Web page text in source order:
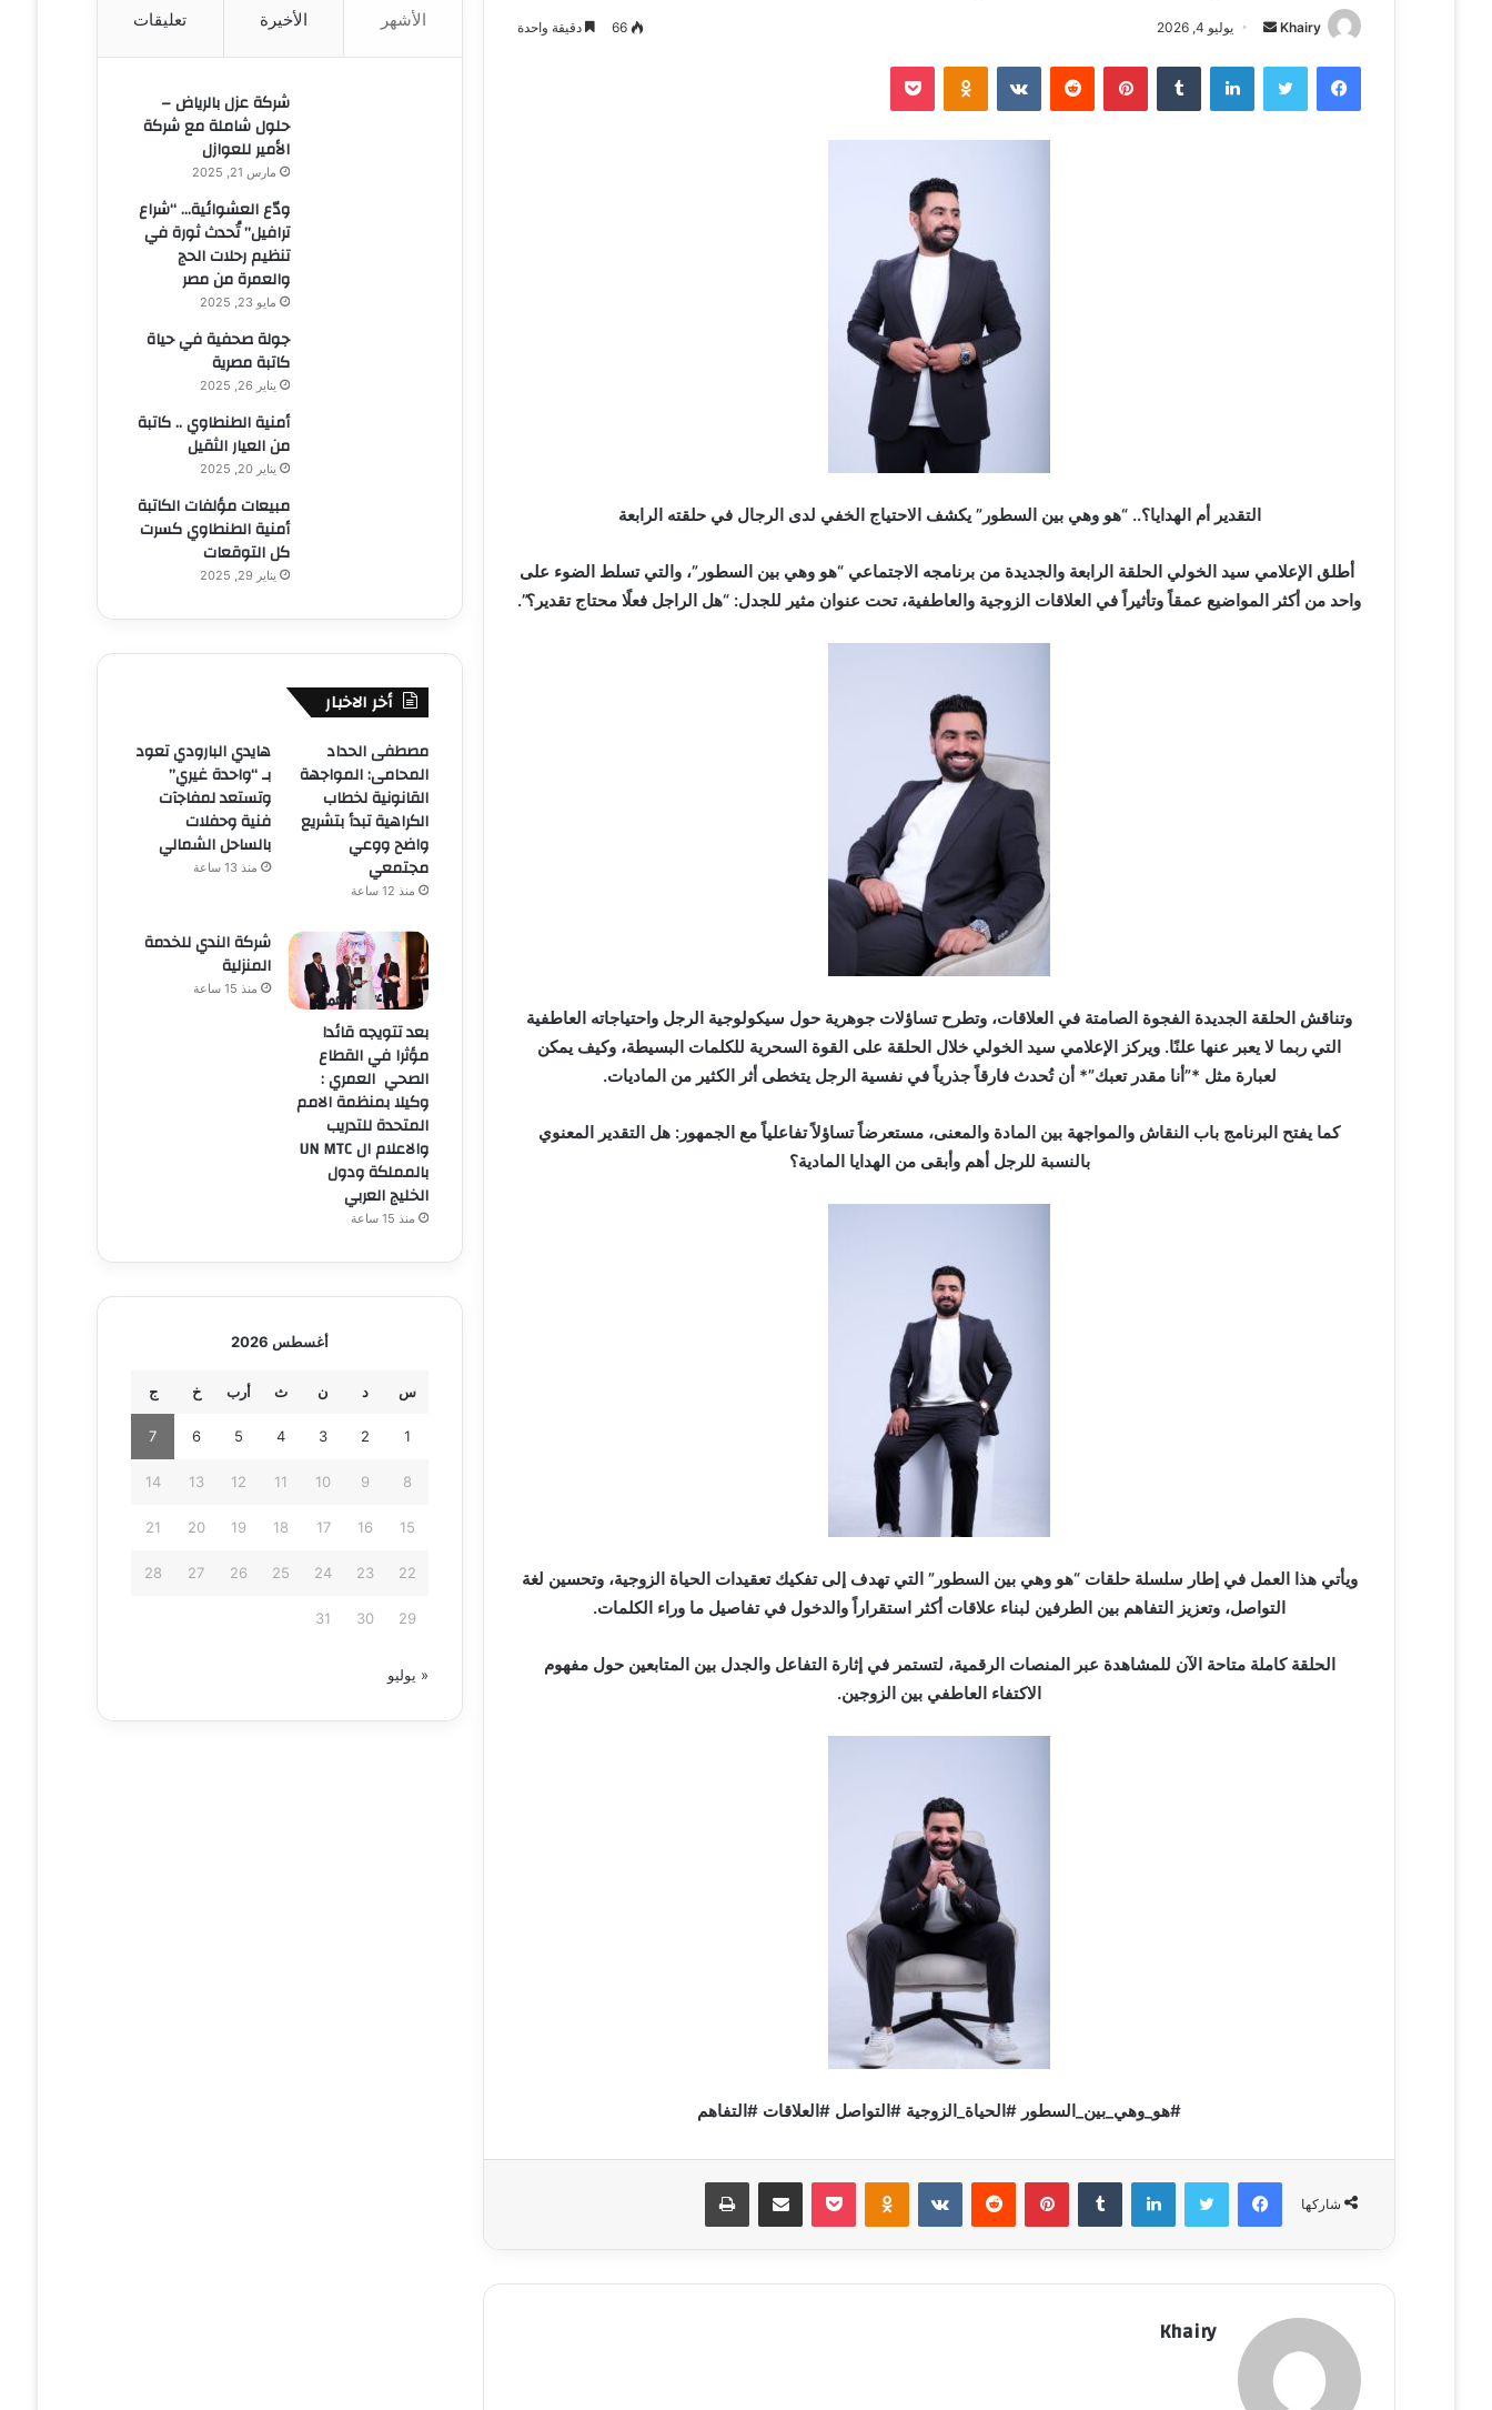
Khairy
أ
ل
يوليو 4, 2026 66 دقيقة واحدة
فيسبوك تويتر لينكدإن ‏Tumblr بينتيريست ‏Reddit
‏VKontakte
Odnoklassniki بوكيت
التقدير أم الهدايا؟.. “هو وهي بين السطور” يكشف الاحتياج الخفي لدى الرجال في حلقته الرابعة
أطلق الإعلامي سيد الخولي الحلقة الرابعة والجديدة من برنامجه الاجتماعي “هو وهي بين السطور”، والتي تسلط الضوء على
واحد من أكثر المواضيع عمقاً وتأثيراً في العلاقات الزوجية والعاطفية، تحت عنوان مثير للجدل: “هل الراجل فعلًا محتاج تقدير؟”.
وتناقش الحلقة الجديدة الفجوة الصامتة في العلاقات، وتطرح تساؤلات جوهرية حول سيكولوجية الرجل واحتياجاته العاطفية
التي ربما لا يعبر عنها علنًا. ويركز الإعلامي سيد الخولي خلال الحلقة على القوة السحرية للكلمات البسيطة، وكيف يمكن
لعبارة مثل *”أنا مقدر تعبك”* أن تُحدث فارقاً جذرياً في نفسية الرجل يتخطى أثر الكثير من الماديات.
كما يفتح البرنامج باب النقاش والمواجهة بين المادة والمعنى، مستعرضاً تساؤلاً تفاعلياً مع الجمهور: هل التقدير المعنوي
بالنسبة للرجل أهم وأبقى من الهدايا المادية؟
ويأتي هذا العمل في إطار سلسلة حلقات “هو وهي بين السطور” التي تهدف إلى تفكيك تعقيدات الحياة الزوجية، وتحسين لغة
التواصل، وتعزيز التفاهم بين الطرفين لبناء علاقات أكثر استقراراً والدخول في تفاصيل ما وراء الكلمات.
الحلقة كاملة متاحة الآن للمشاهدة عبر المنصات الرقمية، لتستمر في إثارة التفاعل والجدل بين المتابعين حول مفهوم
الاكتفاء العاطفي بين الزوجين.
#هو_وهي_بين_السطور #الحياة_الزوجية #التواصل #العلاقات #التفاهم
شاركها
فيسبوك تويتر لينكدإن ‏Tumblr بينتيريست ‏Reddit
‏VKontakte
Odnoklassniki بوكيت مشاركة عبر البريد طباعة
Khairy
الأشهر الأخيرة تعليقات
شركة عزل بالرياض –
حلول شاملة مع شركة
الأمير للعوازل
مارس 21, 2025
ودّع العشوائية… “شراع
ترافيل” تُحدث ثورة في
تنظيم رحلات الحج
والعمرة من مصر
مايو 23, 2025
جولة صحفية في حياة
كاتبة مصرية
يناير 26, 2025
أمنية الطنطاوي .. كاتبة
من العيار الثقيل
يناير 20, 2025
مبيعات مؤلفات الكاتبة
أمنية الطنطاوي كسرت
كل التوقعات
يناير 29, 2025
أخر الاخبار
مصطفى الحداد
المحامى: المواجهة
القانونية لخطاب
الكراهية تبدأ بتشريع
واضح ووعي
مجتمعي
منذ 12 ساعة
هايدي البارودي تعود
بـ “واحدة غيري”
وتستعد لمفاجآت
فنية وحفلات
بالساحل الشمالي
منذ 13 ساعة
بعد تتويجه قائدا
مؤثرا في القطاع
الصحي العمري :
وكيلا بمنظمة الامم
المتحدة للتدريب
والاعلام ال UN MTC
بالمملكة ودول
الخليج العربي
منذ 15 ساعة
شركة الندي للخدمة
المنزلية
منذ 15 ساعة
أغسطس 2026
س د ن ث أرب خ ج
1
2
3
4
5
6
7
8
9
10
11
12
13
14
15
16
17
18
19
20
21
22
23
24
25
26
27
28
29
30
31
« يوليو